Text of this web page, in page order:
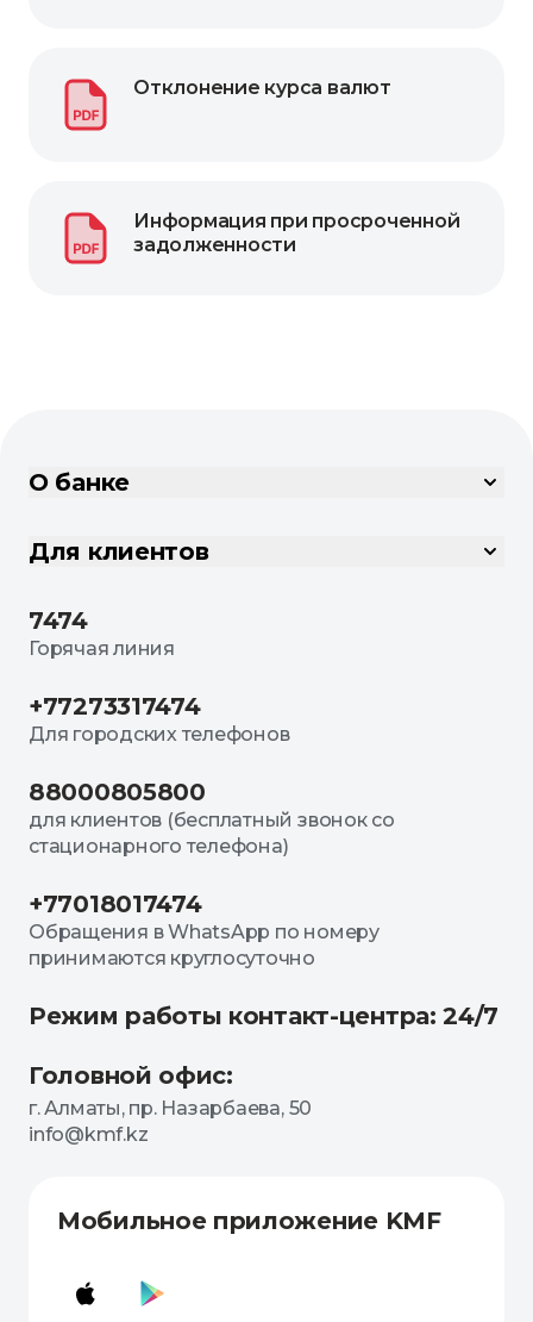
Отклонение курса валют
Информация при просроченной
задолженности
О банке
Для клиентов
7474
Горячая линия
+77273317474
Для городских телефонов
88000805800
для клиентов (бесплатный звонок со
стационарного телефона)
+77018017474
Обращения в WhatsApp по номеру
принимаются круглосуточно
Режим работы контакт-центра: 24/7
Головной офис:
г. Алматы, пр. Назарбаева, 50
info@kmf.kz
Мобильное приложение KMF